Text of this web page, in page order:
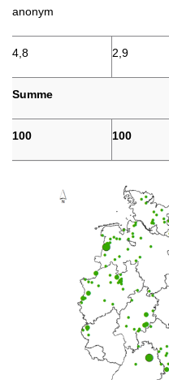
anonym
4,8 2,9
Summe
100 100